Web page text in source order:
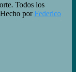
Todos los
Hecho por Federico